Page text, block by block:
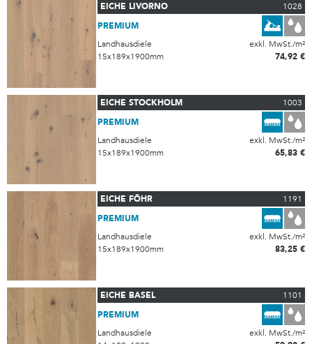
EICHE LIVORNO
1028
PREMIUM
Landhausdiele
exkl. MwSt./m²
15x189x1900mm
74,92 €
EICHE STOCKHOLM
1003
PREMIUM
Landhausdiele
exkl. MwSt./m²
15x189x1900mm
65,83 €
EICHE FÖHR
1191
PREMIUM
Landhausdiele
exkl. MwSt./m²
15x189x1900mm
83,25 €
EICHE BASEL
1101
PREMIUM
Landhausdiele
exkl. MwSt./m²